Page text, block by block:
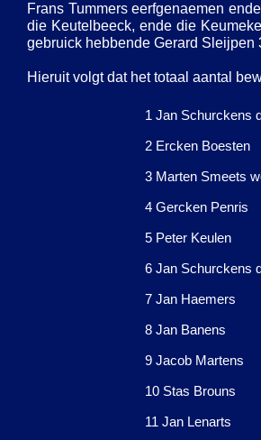
Frans Tummers eerfgenaemen
die Keutelbeeck, ende die
gebruick hebbende Gerard Sleijpen
Hieruit volgt dat het totaal aantal
1 Jan Schurckens
2 Ercken Boesten
3 Marten Smeets
4 Gercken Penris
5 Peter Keulen
6 Jan Schurckens
7 Jan Haemers
8 Jan Banens
9 Jacob Martens
10 Stas Brouns
11 Jan Lenarts